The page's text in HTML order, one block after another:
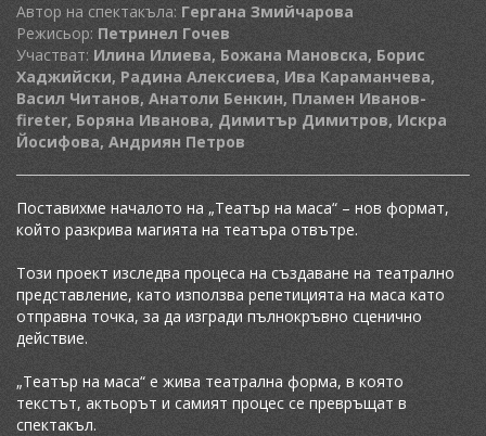
Автор на спектакъла: Гергана Змийчарова
Режисьор: Петринел Гочев
Участват: Илина Илиева, Божана Мановска, Борис
Хаджийски, Радина Алексиева, Ива Караманчева,
Васил Читанов, Анатоли Бенкин, Пламен Иванов-
fireter, Боряна Иванова, Димитър Димитров, Искра
Йосифова, Андриян Петров
Поставихме началото на „Театър на маса“ – нов формат,
който разкрива магията на театъра отвътре.
Този проект изследва процеса на създаване на театрално
представление, като използва репетицията на маса като
отправна точка, за да изгради пълнокръвно сценично
действие.
„Театър на маса“ е жива театрална форма, в която
текстът, актьорът и самият процес се превръщат в
спектакъл.